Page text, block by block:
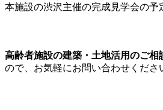
本施設の渋沢主催の完成見学会の予
高齢者施設の建築・土地活用のご相
ので、お気軽にお問い合わせくださ